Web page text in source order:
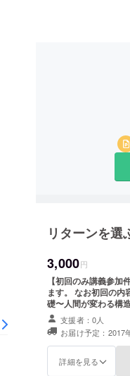
リターンを選
3,000円
【初回のみ講義参
ます。 なお初回の内容は以下
礎〜人間が変わる
新宿近辺）
支援者：0人
お届け予定：2017
詳細を見る